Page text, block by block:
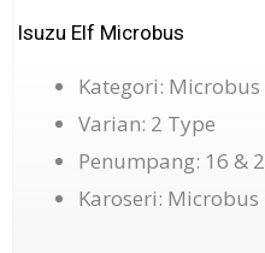
Isuzu Elf Microbus
Kategori: Microbus
Varian: 2 Type
Penumpang: 16 &
Karoseri: Microbus